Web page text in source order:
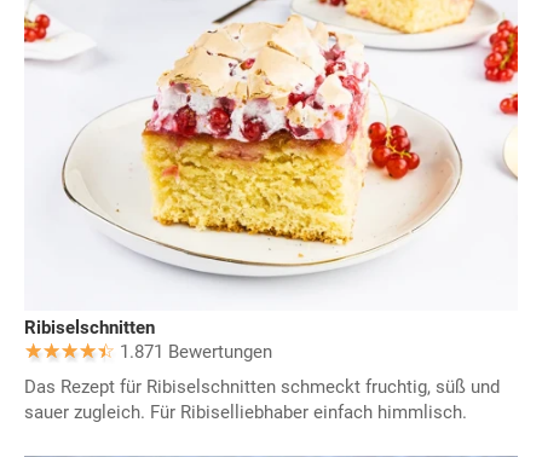
Ribiselschnitten
1.871 Bewertungen
Das Rezept für Ribiselschnitten schmeckt fruchtig, süß und
sauer zugleich. Für Ribiselliebhaber einfach himmlisch.